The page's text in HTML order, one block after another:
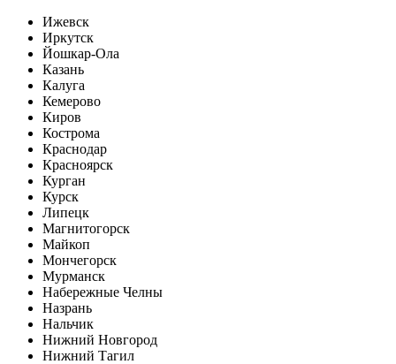
Ижевск
Иркутск
Йошкар-Ола
Казань
Калуга
Кемерово
Киров
Кострома
Краснодар
Красноярск
Курган
Курск
Липецк
Магнитогорск
Майкоп
Мончегорск
Мурманск
Набережные Челны
Назрань
Нальчик
Нижний Новгород
Нижний Тагил